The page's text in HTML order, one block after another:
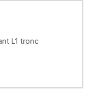
L1 tronc